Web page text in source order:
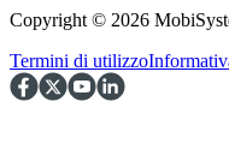
Copyright © 2026
Termini di utilizzo